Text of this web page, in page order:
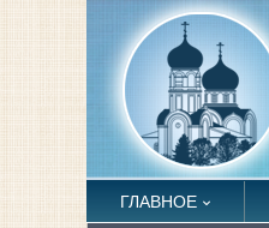
ГЛАВНОЕ